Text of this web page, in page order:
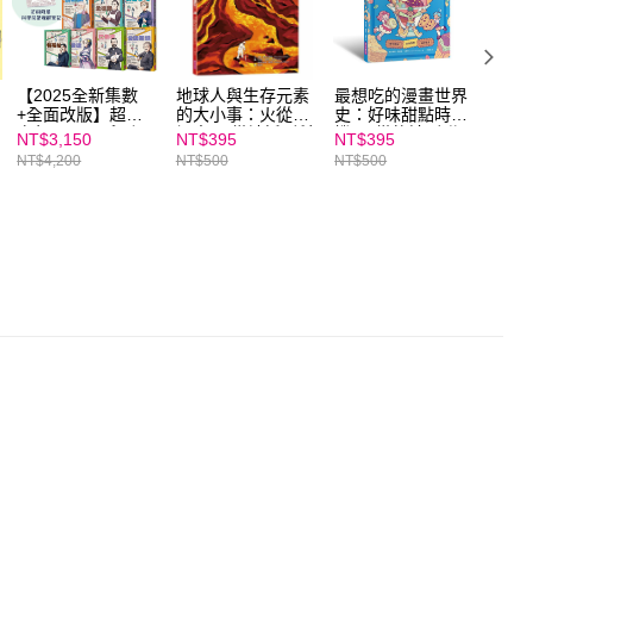
即時審查核予不同之上限額度；若仍有額度不足之情形，本公司將視審查
結果請求用戶進行身份認證。
５．嚴禁一人註冊多個帳號或使用他人資訊註冊。若發現惡意使用之情
形，恩沛科技股份有限公司將有權停止該用戶之使用額度並採取法律行
動。
【2025全新集數
+全面改版】超科
少年10冊全系列
（首刷贈科學閱讀
理解筆記本）—最
NT$3,150
NT$4,200
地球人與生存元素
的大小事：火從哪
裡來？ 從神話到科
技，了解火如何點
燃文明、改變世界
NT$395
NT$500
最想吃的漫畫世界
史：好味甜點時光
機──從軟糖到甜
甜圈、從蛋糕到冰
淇淋，八種美味甜
NT$395
NT$500